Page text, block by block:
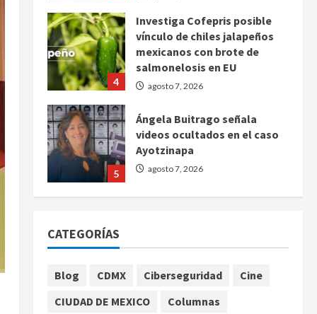
4
Investiga Cofepris posible
vínculo de chiles jalapeños
mexicanos con brote de
salmonelosis en EU
agosto 7, 2026
5
Ángela Buitrago señala
videos ocultados en el caso
Ayotzinapa
agosto 7, 2026
2026
agosto 7, 2026
Colombia despide al
CATEGORÍAS
Blog CDMX Ciberseguridad
Cine
CIUDAD DE MEXICO
Columnas